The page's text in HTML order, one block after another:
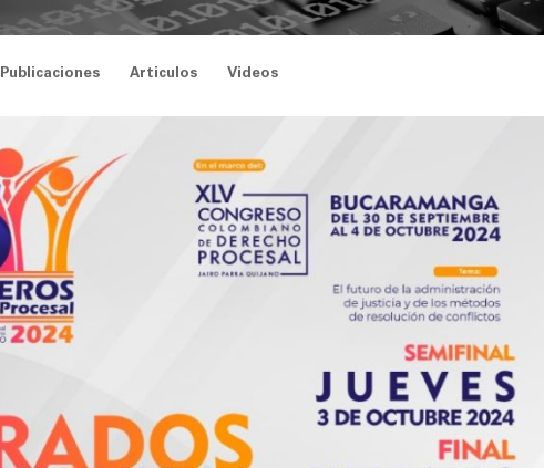
Publicaciones Articulos Videos